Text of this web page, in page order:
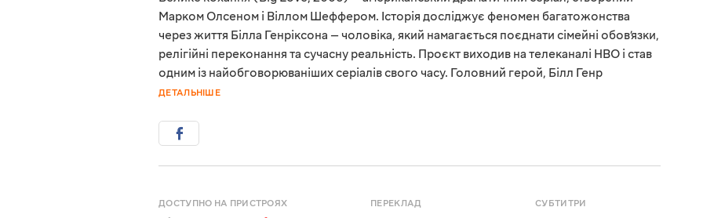
Марком Олсеном і Віллом Шеффером. Історія досліджує феномен багатожонства
через життя Білла Генріксона — чоловіка, який намагається поєднати сімейні обов’язки,
релігійні переконання та сучасну реальність. Проєкт виходив на телеканалі HBO і став
одним із найобговорюваніших серіалів свого часу. Головний герой, Білл Генр
ДЕТАЛЬНІШЕ
ДОСТУПНО НА ПРИСТРОЯХ
ПЕРЕКЛАД СУБТИТРИ